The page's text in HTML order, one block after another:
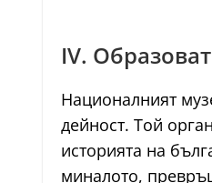
IV.
Националният
дейност. Той
историята на
миналото,